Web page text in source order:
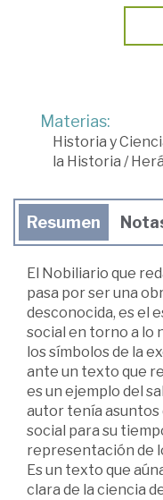
Materias:
Historia y
la Historia /
Resumen
El Nobiliario que
pasa por ser una
desconocida, es el
social en torno a lo
los símbolos de la
ante un texto que
es un ejemplo del
autor tenía asuntos
social para su
representación de
Es un texto que
clara de la ciencia